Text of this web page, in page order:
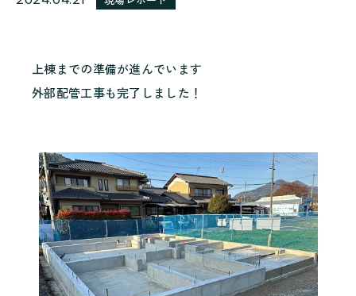
上棟までの準備が進んでいます
外部配管工事も完了しました！